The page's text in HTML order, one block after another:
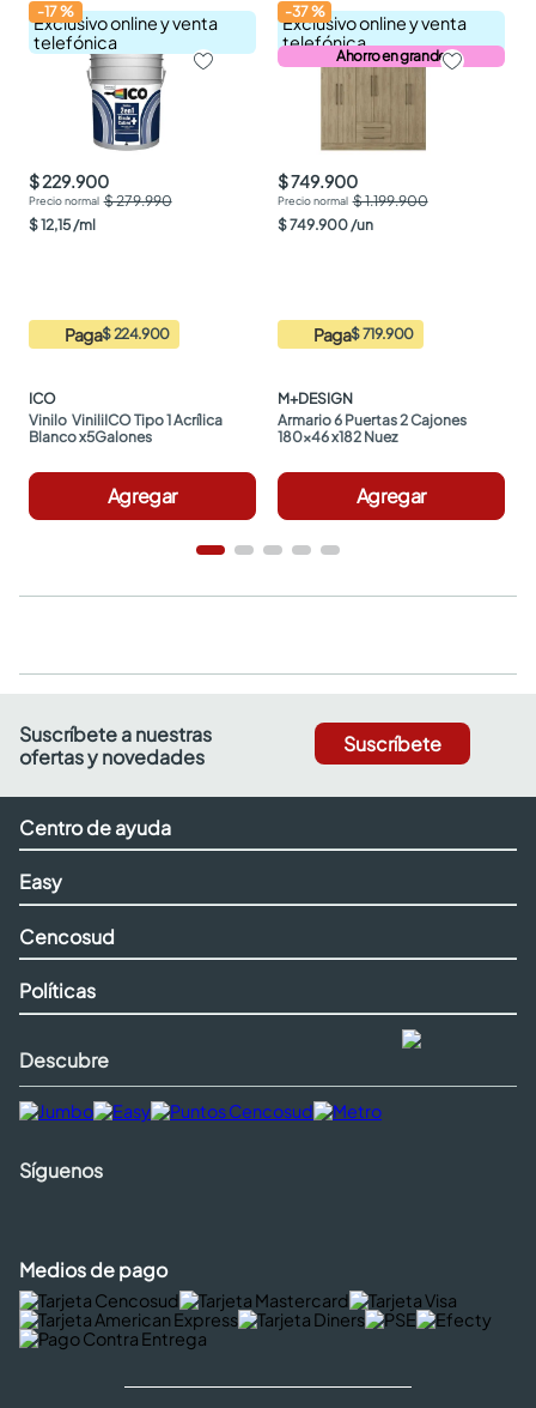
Exclusivo online y venta
telefónica
-17%
$ 229.900
$ 279.990
$12,15 /ml
Paga$ 224.900
ICO
Vinilo  ViniliICO Tipo 1 Acrílica
Blanco x5Galones
Agregar
Exclusivo online y venta
telefónica
Ahorro en grande
-37%
$ 749.900
$ 1.199.900
$749.900 /un
Paga$ 719.900
M+DESIGN
Armario 6 Puertas 2 Cajones
180x46 x182 Nuez
Agregar
Suscríbete a nuestras
ofertas y novedades
Suscríbete
Centro de ayuda
Easy
Cencosud
Políticas
Descubre
Síguenos
Medios de pago